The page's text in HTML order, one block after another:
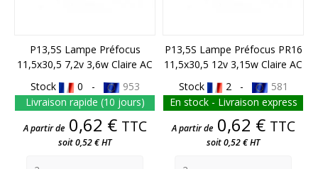
P13,5S Lampe Préfocus
11,5x30,5 7,2v 3,6w Claire AC
Stock
0 -
953
Livraison rapide (10 jours)
Prix
A partir de 0,62 € TTC
soit 0,52 € HT
P13,5S Lampe Préfocus PR16
11,5x30,5 12v 3,15w Claire AC
Stock
2 -
581
En stock - Livraison express
Prix
A partir de 0,62 € TTC
soit 0,52 € HT